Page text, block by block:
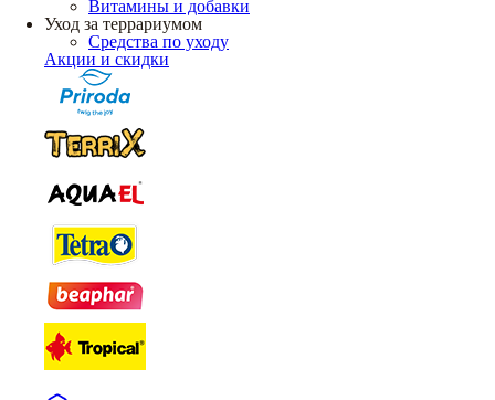
Витамины и добавки
Уход за террариумом
Средства по уходу
Акции и скидки